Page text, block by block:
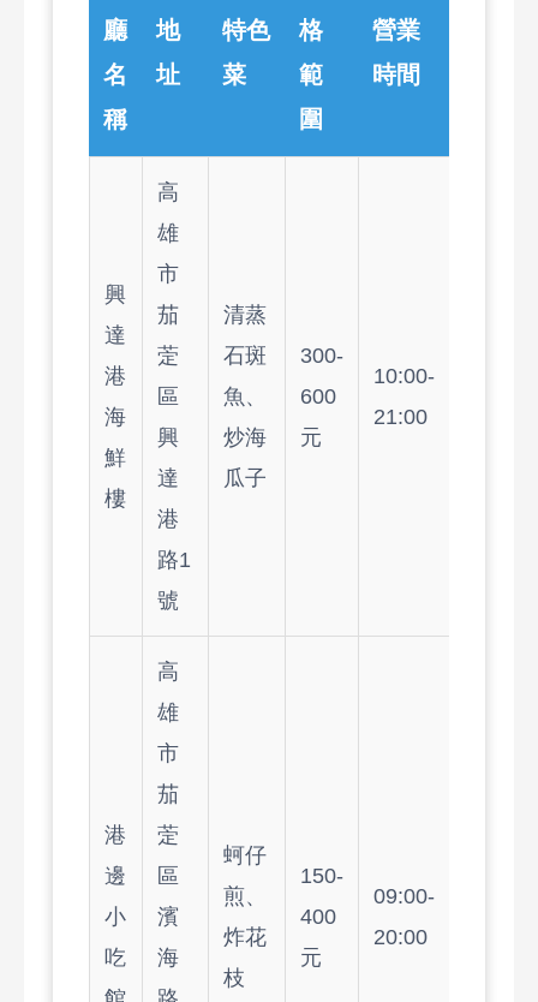
廳
名
稱
地
址
特色
菜
格
範
圍
營業
時間
興
達
港
海
鮮
樓
高
雄
市
茄
萣
區
興
達
港
路1
號
清蒸
石斑
魚、
炒海
瓜子
300-
600
元
10:00-
21:00
港
邊
小
吃
高
雄
市
茄
萣
區
濱
海
蚵仔
煎、
炸花
枝
150-
400
元
09:00-
20:00